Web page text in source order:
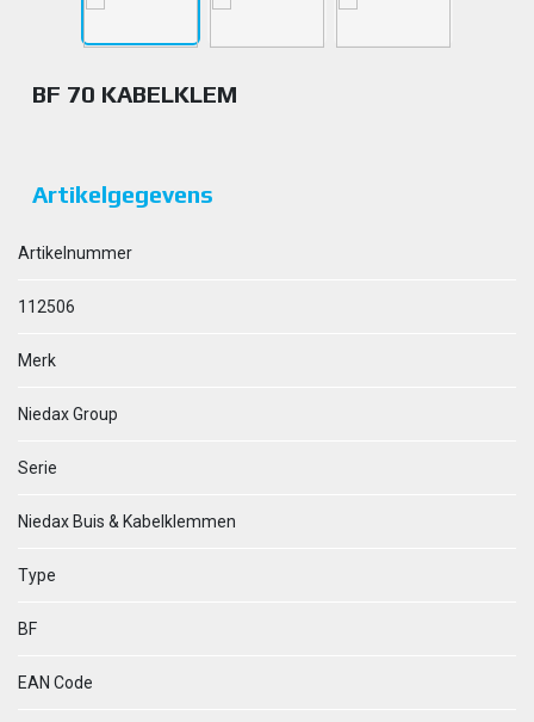
BF 70 KABELKLEM
Artikelgegevens
Artikelnummer
112506
Merk
Niedax Group
Serie
Niedax Buis & Kabelklemmen
Type
BF
EAN Code